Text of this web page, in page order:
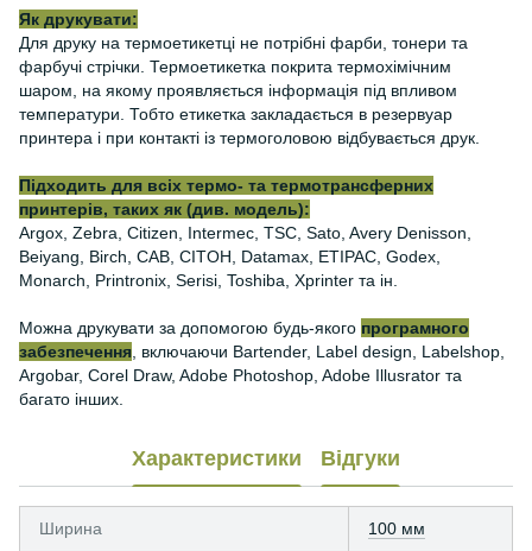
Як друкувати:
Для друку на термоетикетці не потрібні фарби, тонери та
фарбучі стрічки. Термоетикетка покрита термохімічним
шаром, на якому проявляється інформація під впливом
температури. Тобто етикетка закладається в резервуар
принтера і при контакті із термоголовою відбувається друк.
Підходить для всіх термо- та термотрансферних
принтерів, таких як (див. модель):
Argox, Zebra, Citizen, Intermec, TSC, Sato, Avery Denisson,
Beiyang, Birch, CAB, CITOH, Datamax, ETIPAC, Godex,
Monarch, Printronix, Serisi, Toshiba, Xprinter та ін.
Можна друкувати за допомогою будь-якого програмного
забезпечення , включаючи Bartender, Label design, Labelshop,
Argobar, Corel Draw, Adobe Photoshop, Adobe Illusrator та
багато інших.
Характеристики Відгуки
Ширина 100 мм